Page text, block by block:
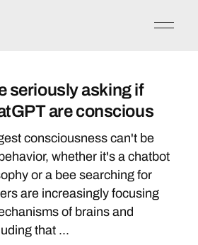
seriously asking if
are conscious
consciousness can't be
whether it's a chatbot
or a bee searching for
are increasingly focusing
of brains and
that ...